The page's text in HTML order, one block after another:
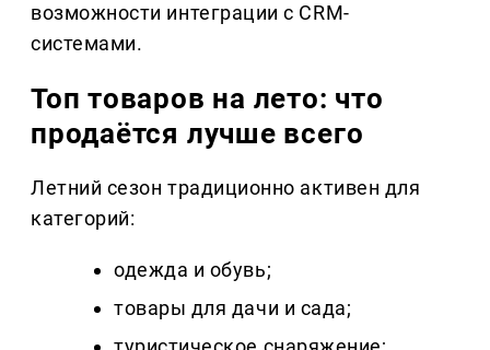
возможности интеграции с CRM-
системами.
Топ товаров на лето: что
продаётся лучше всего
Летний сезон традиционно активен для
категорий:
одежда и обувь;
товары для дачи и сада;